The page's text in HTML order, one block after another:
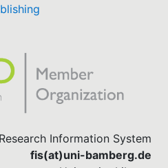
Information System
fis(at)uni-bamberg.de